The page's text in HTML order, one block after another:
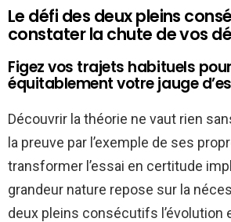
Le défi des deux pleins
constater la chute de vos
Figez vos trajets habituels
équitablement votre jauge
Découvrir la théorie ne vaut rien
la preuve par l’exemple de ses
transformer l’essai en certitude
grandeur nature repose sur la
deux pleins consécutifs l’évolution